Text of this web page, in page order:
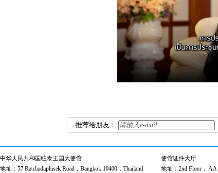
推荐给朋友：
中华人民共和国驻泰王国大使馆
地址：57 Ratchadaphisek Road，Bangkok 10400，Thailand
使馆证件大厅
地址：2nd Floor， AA